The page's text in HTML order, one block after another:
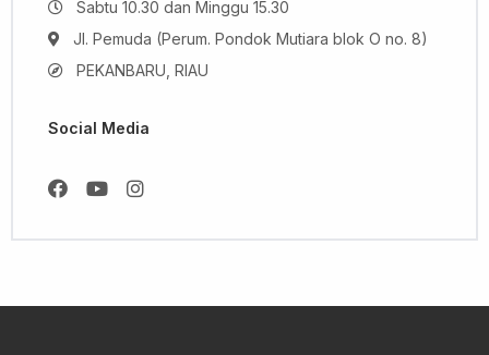
Sabtu 10.30 dan Minggu 15.30
Jl. Pemuda (Perum. Pondok Mutiara blok O no. 8)
PEKANBARU, RIAU
Social Media